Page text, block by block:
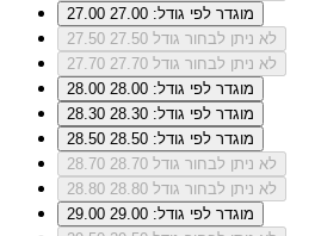
27.00
מוגדר לפי גודל: 27.00
27.50
לא ניתן לבחור גודל 27.50
27.70
לא ניתן לבחור גודל 27.70
28.00
מוגדר לפי גודל: 28.00
28.30
מוגדר לפי גודל: 28.30
28.50
מוגדר לפי גודל: 28.50
28.70
לא ניתן לבחור גודל 28.70
28.80
לא ניתן לבחור גודל 28.80
29.00
מוגדר לפי גודל: 29.00